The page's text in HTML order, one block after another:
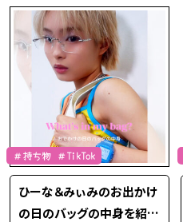
＃持ち物 ＃TikTok
ひーな＆みぃみのお出かけ
の日のバッグの中身を紹介